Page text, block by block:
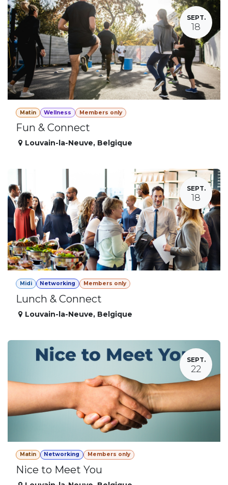
SEPT.
18
Matin Wellness Members only
Fun & Connect
Louvain-la-Neuve, Belgique
SEPT.
18
Midi Networking Members only
Lunch & Connect
Louvain-la-Neuve, Belgique
SEPT.
22
Matin Networking Members only
Nice to Meet You